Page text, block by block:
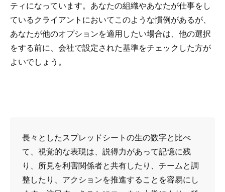
ティになっています。あなたの組織やあなたが仕事をし
ているクライアントにおいてこのような慣例があるが、
あなたが他のオプションを適用したい場合は、他の選択
をする前に、会社で設定された基準をチェックした方が
よいでしょう。
長々としたスプレッドシートの生の数字と比べ
て、視覚的な表現は、説得力があって記憶に残
り、所見を利害関係者と共有したり、チームと調
整したり、アクションを推進することを容易にし